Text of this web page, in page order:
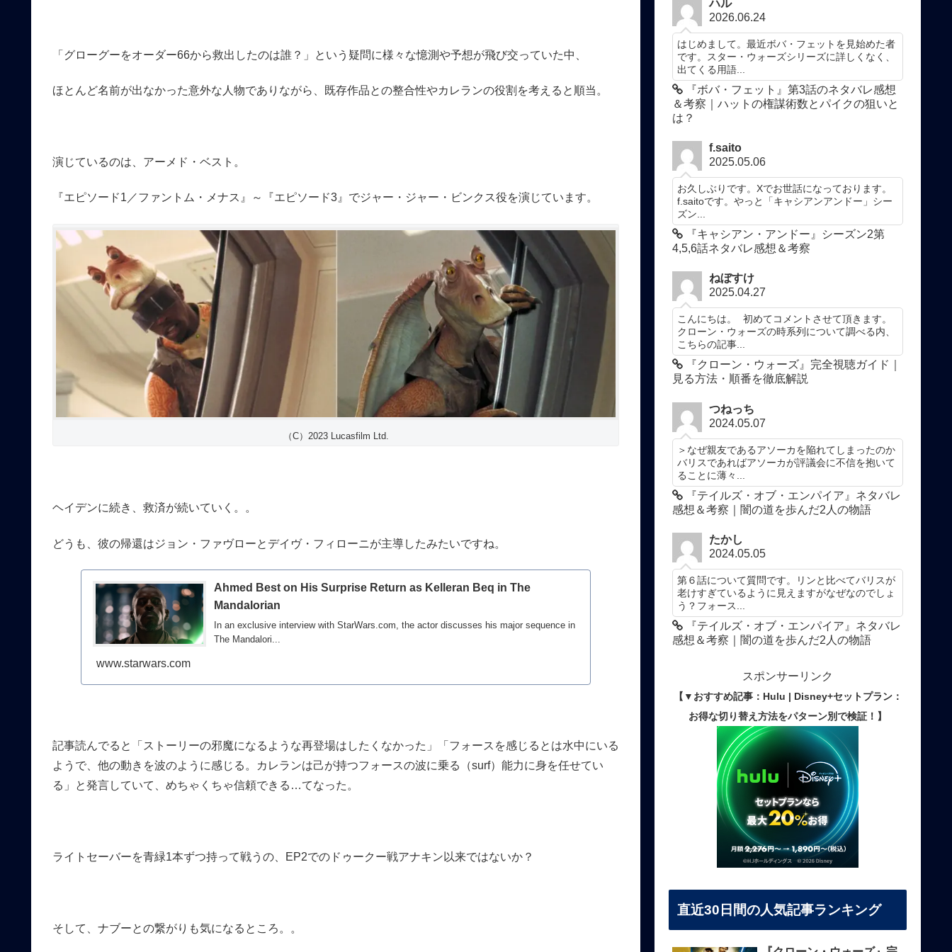
「グローグーをオーダー66から救出したのは誰？」という疑問に様々な憶測や予想が飛び交っていた中、
ほとんど名前が出なかった意外な人物でありながら、既存作品との整合性やカレランの役割を考えると順当。
演じているのは、アーメド・ベスト。
『エピソード1／ファントム・メナス』～『エピソード3』でジャー・ジャー・ビンクス役を演じています。
（C）2023 Lucasfilm Ltd.
ヘイデンに続き、救済が続いていく。。
どうも、彼の帰還はジョン・ファヴローとデイヴ・フィローニが主導したみたいですね。
Ahmed Best on His Surprise Return as Kelleran Beq in The
Mandalorian
In an exclusive interview with StarWars.com, the actor discusses his major sequence in
The Mandalori...
www.starwars.com
記事読んでると「ストーリーの邪魔になるような再登場はしたくなかった」「フォースを感じるとは水中にいる
ようで、他の動きを波のように感じる。カレランは己が持つフォースの波に乗る（surf）能力に身を任せてい
る」と発言していて、めちゃくちゃ信頼できる…てなった。
ライトセーバーを青緑1本ずつ持って戦うの、EP2でのドゥークー戦アナキン以来ではないか？
そして、ナブーとの繋がりも気になるところ。。
ハル
2026.06.24
はじめまして。最近ボバ・フェットを見始めた者
です。スター・ウォーズシリーズに詳しくなく、
出てくる用語...
『ボバ・フェット』第3話のネタバレ感想
＆考察｜ハットの権謀術数とパイクの狙いと
は？
f.saito
2025.05.06
お久しぶりです。Xでお世話になっております。
f.saitoです。やっと「キャシアンアンドー」シー
ズン...
『キャシアン・アンドー』シーズン2第
4,5,6話ネタバレ感想＆考察
ねぼすけ
2025.04.27
こんにちは。 初めてコメントさせて頂きます。
クローン・ウォーズの時系列について調べる内、
こちらの記事...
『クローン・ウォーズ』完全視聴ガイド｜
見る方法・順番を徹底解説
つねっち
2024.05.07
＞なぜ親友であるアソーカを陥れてしまったのか
バリスであればアソーカが評議会に不信を抱いて
ることに薄々...
『テイルズ・オブ・エンパイア』ネタバレ
感想＆考察｜闇の道を歩んだ2人の物語
たかし
2024.05.05
第６話について質問です。リンと比べてバリスが
老けすぎているように見えますがなぜなのでしょ
う？フォース...
『テイルズ・オブ・エンパイア』ネタバレ
感想＆考察｜闇の道を歩んだ2人の物語
スポンサーリンク
【▼おすすめ記事：Hulu | Disney+セットプラン：
お得な切り替え方法をパターン別で検証！】
直近30日間の人気記事ランキング